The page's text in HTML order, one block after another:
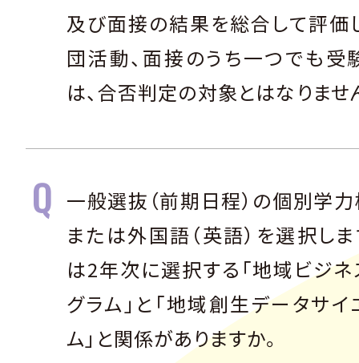
及び面接の結果を総合して評価
団活動、面接のうち一つでも受
は、合否判定の対象とはなりませ
一般選抜（前期日程）の個別学
または外国語（英語）を選択し
は2年次に選択する「地域ビジ
グラム」と「地域創生データサ
ム」と関係がありますか。